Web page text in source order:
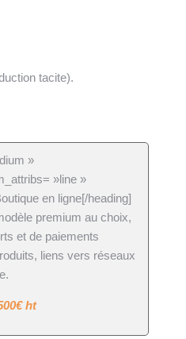
tacite).
»
»line »
en ligne[/heading]
premium au choix,
et de paiements
liens vers réseaux
ht